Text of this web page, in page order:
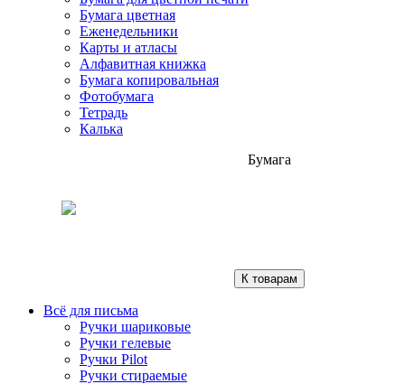
Бумага цветная
Еженедельники
Карты и атласы
Алфавитная книжка
Бумага копировальная
Фотобумага
Тетрадь
Калька
Бумага
К товарам
Всё для письма
Ручки шариковые
Ручки гелевые
Ручки Pilot
Ручки стираемые